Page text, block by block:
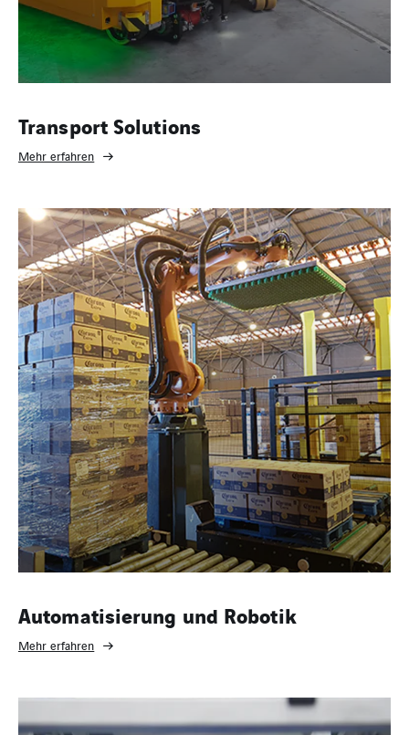
Transport Solutions
Mehr erfahren
Automatisierung und Robotik
Mehr erfahren